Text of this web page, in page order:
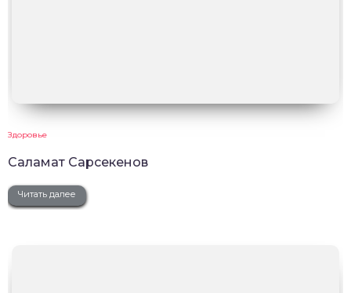
Здоровье
Саламат Сарсекенов
Читать далее